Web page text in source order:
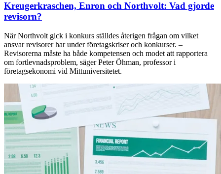
Kreugerkraschen, Enron och Northvolt: Vad gjorde
revisorn?
När Northvolt gick i konkurs ställdes återigen frågan om vilket
ansvar revisorer har under företagskriser och konkurser. –
Revisorerna måste ha både kompetensen och modet att rapportera
om fortlevnadsproblem, säger Peter Öhman, professor i
företagsekonomi vid Mittuniversitetet.